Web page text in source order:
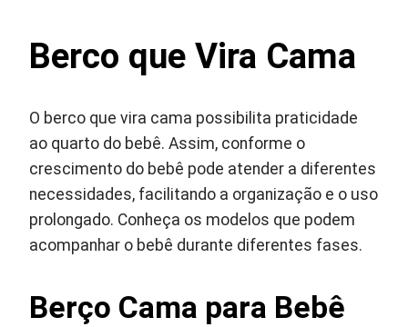
Berco que Vira Cama
O berco que vira cama possibilita praticidade
ao quarto do bebê. Assim, conforme o
crescimento do bebê pode atender a diferentes
necessidades, facilitando a organização e o uso
prolongado. Conheça os modelos que podem
acompanhar o bebê durante diferentes fases.
Berço Cama para Bebê